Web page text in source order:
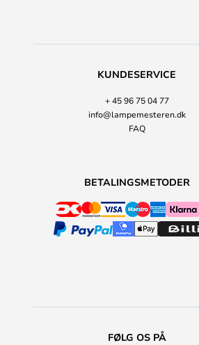
KUNDESERVICE
+ 45 96 75 04 77
info@lampemesteren.dk
FAQ
BETALINGSMETODER
FØLG OS PÅ